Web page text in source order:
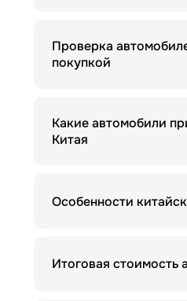
Проверка
покупкой
Какие автомобили
Китая
Особенности
Итоговая стоимость